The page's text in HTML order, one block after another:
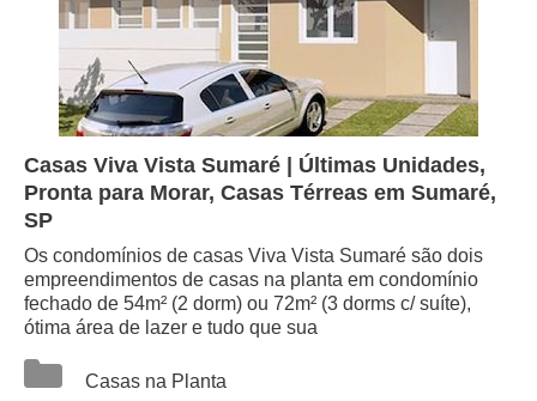
Casas Viva Vista Sumaré | Últimas Unidades,
Pronta para Morar, Casas Térreas em Sumaré,
SP
Os condomínios de casas Viva Vista Sumaré são dois
empreendimentos de casas na planta em condomínio
fechado de 54m² (2 dorm) ou 72m² (3 dorms c/ suíte),
ótima área de lazer e tudo que sua
Casas na Planta